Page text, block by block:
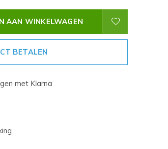
AAN WINKELWAGEN
BETALEN
met Klarna